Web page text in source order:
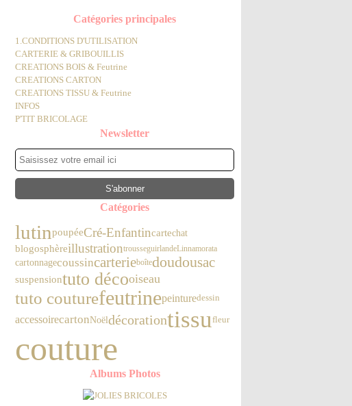
Catégories principales
1.CONDITIONS D'UTILISATION
CARTERIE & GRIBOUILLIS
CREATIONS BOIS & Feutrine
CREATIONS CARTON
CREATIONS TISSU & Feutrine
INFOS
P'TIT BRICOLAGE
Newsletter
Catégories
lutinpoupéeCré-Enfantincartechat
blogosphèreillustrationtrousseguirlandeLinnamorata
cartonnagecoussincarterieboîtedoudousac
suspensiontuto décooiseau
tuto couturefeutrinepeinturedessin
accessoirecartonNoëldécorationtissufleur
couture
Albums Photos